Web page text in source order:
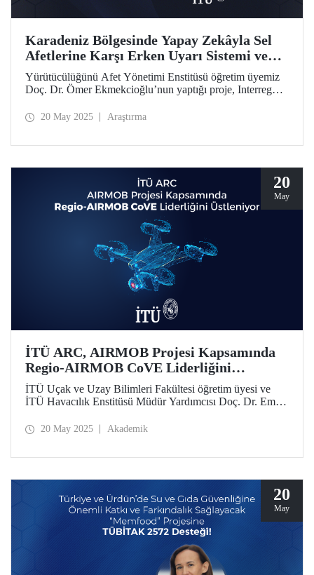
Karadeniz Bölgesinde Yapay Zekâyla Sel
Afetlerine Karşı Erken Uyarı Sistemi ve
Sellenebilir Park İnşasına Odaklanan
Projeye AB Desteği
Yürütücülüğünü Afet Yönetimi Enstitüsü öğretim üyemiz
Doç. Dr. Ömer Ekmekcioğlu’nun yaptığı proje, Interreg
kapsamında Avrupa Birliği’nden destek almaya hak
20 May 2025 Araştırma
20
May
İTÜ ARC, AIRMOB Projesi Kapsamında
Regio-AIRMOB CoVE Liderliğini
Üstleniyor
İTÜ Uçak ve Uzay Bilimleri Fakültesi öğretim üyesi ve
İTÜ Havacılık Enstitüsü Müdür Yardımcısı Doç. Dr. Emre
temsilciliğini üstlendiği “AIRMOB: Developing Skills and
altında, 5 ülkeden 21 partner toplam 3.983.463,84 avro
20 May 2025 Akademik
20
May